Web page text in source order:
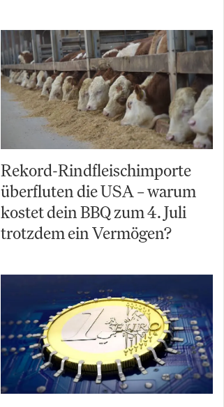
Rekord-Rindfleischimporte
überfluten die USA – warum
kostet dein BBQ zum 4. Juli
trotzdem ein Vermögen?